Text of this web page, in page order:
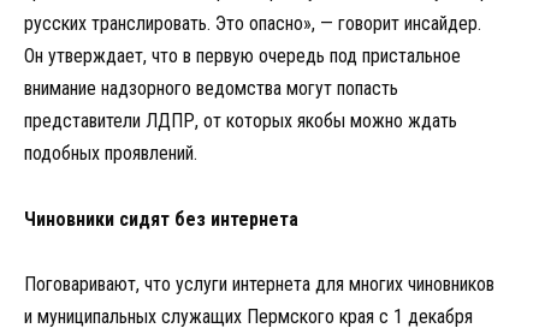
русских транслировать. Это опасно», — говорит инсайдер.
Он утверждает, что в первую очередь под пристальное
внимание надзорного ведомства могут попасть
представители ЛДПР, от которых якобы можно ждать
подобных проявлений.
Чиновники сидят без интернета
Поговаривают, что услуги интернета для многих чиновников
и муниципальных служащих Пермского края с 1 декабря